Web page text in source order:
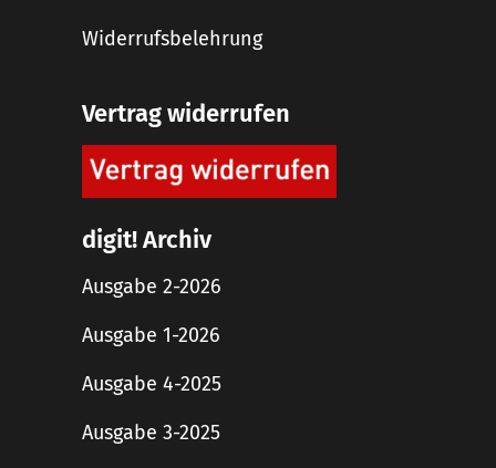
Widerrufsbelehrung
Vertrag widerrufen
digit! Archiv
Ausgabe 2-2026
Ausgabe 1-2026
Ausgabe 4-2025
Ausgabe 3-2025